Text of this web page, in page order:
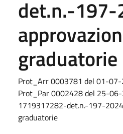
det.n.-
graduatorie
Prot_Arr 0003781 del 01-
Prot_Par 0002428 del 25-
1719317282-det.n.-197-
graduatorie